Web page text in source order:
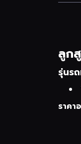
ลูก
รุ่นร
ราคา